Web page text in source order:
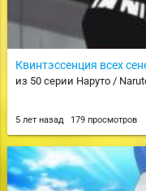
Квинтэссенция всех
из 50 серии Наруто /
5 лет назад 179 просмотров